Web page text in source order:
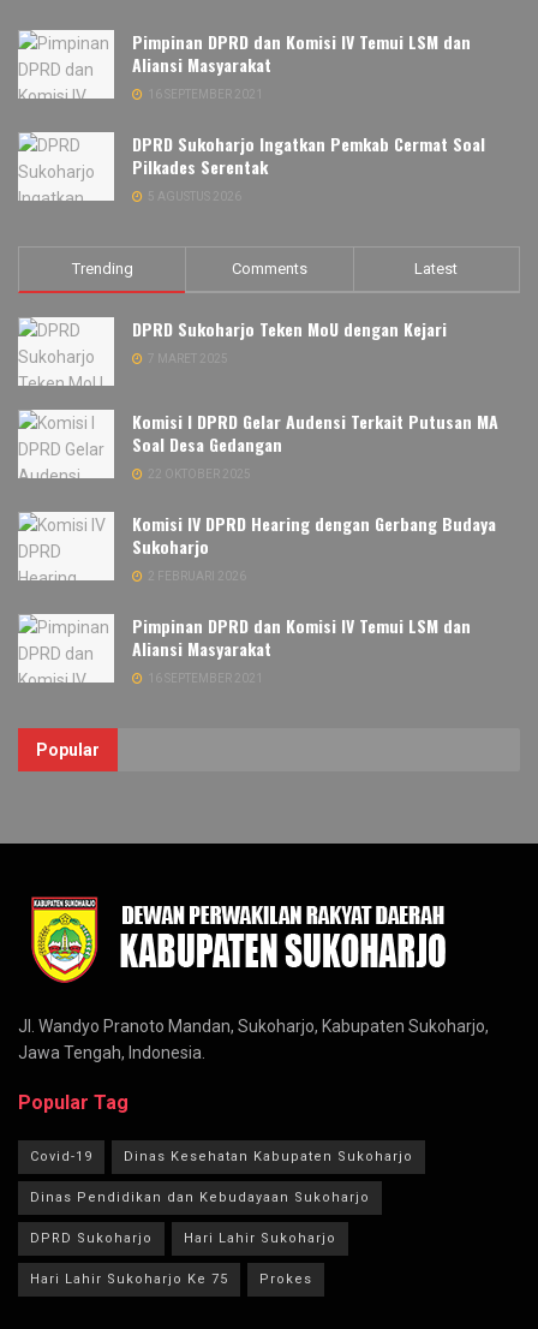
Pimpinan DPRD dan Komisi IV Temui LSM dan
Aliansi Masyarakat
16 SEPTEMBER 2021
DPRD Sukoharjo Ingatkan Pemkab Cermat Soal
Pilkades Serentak
5 AGUSTUS 2026
Trending Comments Latest
DPRD Sukoharjo Teken MoU dengan Kejari
7 MARET 2025
Komisi I DPRD Gelar Audensi Terkait Putusan MA
Soal Desa Gedangan
22 OKTOBER 2025
Komisi IV DPRD Hearing dengan Gerbang Budaya
Sukoharjo
2 FEBRUARI 2026
Pimpinan DPRD dan Komisi IV Temui LSM dan
Aliansi Masyarakat
16 SEPTEMBER 2021
Popular
Jl. Wandyo Pranoto Mandan, Sukoharjo, Kabupaten Sukoharjo,
Jawa Tengah, Indonesia.
Popular Tag
Covid-19 Dinas Kesehatan Kabupaten Sukoharjo
Dinas Pendidikan dan Kebudayaan Sukoharjo
DPRD Sukoharjo Hari Lahir Sukoharjo
Hari Lahir Sukoharjo Ke 75 Prokes